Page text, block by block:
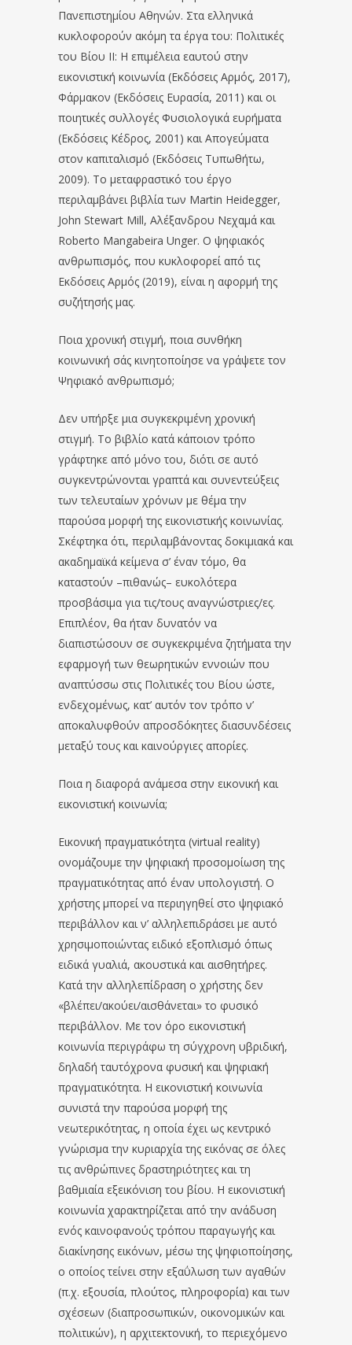
Πανεπιστημίου Αθηνών. Στα ελληνικά
κυκλοφορούν ακόμη τα έργα του: Πολιτικές
του Βίου ΙΙ: Η επιμέλεια εαυτού στην
εικονιστική κοινωνία (Εκδόσεις Αρμός, 2017),
Φάρμακον (Εκδόσεις Ευρασία, 2011) και οι
ποιητικές συλλογές Φυσιολογικά ευρήματα
(Εκδόσεις Κέδρος, 2001) και Απογεύματα
στον καπιταλισμό (Εκδόσεις Τυπωθήτω,
2009). Το μεταφραστικό του έργο
περιλαμβάνει βιβλία των Martin Heidegger,
John Stewart Mill, Αλέξανδρου Νεχαμά και
Roberto Mangabeira Unger. Ο ψηφιακός
ανθρωπισμός, που κυκλοφορεί από τις
Εκδόσεις Αρμός (2019), είναι η αφορμή της
συζήτησής μας.
Ποια χρονική στιγμή, ποια συνθήκη
κοινωνική σάς κινητοποίησε να γράψετε τον
Ψηφιακό ανθρωπισμό;
Δεν υπήρξε μια συγκεκριμένη χρονική
στιγμή. Το βιβλίο κατά κάποιον τρόπο
γράφτηκε από μόνο του, διότι σε αυτό
συγκεντρώνονται γραπτά και συνεντεύξεις
των τελευταίων χρόνων με θέμα την
παρούσα μορφή της εικονιστικής κοινωνίας.
Σκέφτηκα ότι, περιλαμβάνοντας δοκιμιακά και
ακαδημαϊκά κείμενα σ’ έναν τόμο, θα
καταστούν –πιθανώς– ευκολότερα
προσβάσιμα για τις/τους αναγνώστριες/ες.
Επιπλέον, θα ήταν δυνατόν να
διαπιστώσουν σε συγκεκριμένα ζητήματα την
εφαρμογή των θεωρητικών εννοιών που
αναπτύσσω στις Πολιτικές του Βίου ώστε,
ενδεχομένως, κατ’ αυτόν τον τρόπο ν’
αποκαλυφθούν απροσδόκητες διασυνδέσεις
μεταξύ τους και καινούργιες απορίες.
Ποια η διαφορά ανάμεσα στην εικονική και
εικονιστική κοινωνία;
Εικονική πραγματικότητα (virtual reality)
ονομάζουμε την ψηφιακή προσομοίωση της
πραγματικότητας από έναν υπολογιστή. Ο
χρήστης μπορεί να περιηγηθεί στο ψηφιακό
περιβάλλον και ν’ αλληλεπιδράσει με αυτό
χρησιμοποιώντας ειδικό εξοπλισμό όπως
ειδικά γυαλιά, ακουστικά και αισθητήρες.
Κατά την αλληλεπίδραση ο χρήστης δεν
«βλέπει/ακούει/αισθάνεται» το φυσικό
περιβάλλον. Με τον όρο εικονιστική
κοινωνία περιγράφω τη σύγχρονη υβριδική,
δηλαδή ταυτόχρονα φυσική και ψηφιακή
πραγματικότητα. Η εικονιστική κοινωνία
συνιστά την παρούσα μορφή της
νεωτερικότητας, η οποία έχει ως κεντρικό
γνώρισμα την κυριαρχία της εικόνας σε όλες
τις ανθρώπινες δραστηριότητες και τη
βαθμιαία εξεικόνιση του βίου. Η εικονιστική
κοινωνία χαρακτηρίζεται από την ανάδυση
ενός καινοφανούς τρόπου παραγωγής και
διακίνησης εικόνων, μέσω της ψηφιοποίησης,
ο οποίος τείνει στην εξαΰλωση των αγαθών
(π.χ. εξουσία, πλούτος, πληροφορία) και των
σχέσεων (διαπροσωπικών, οικονομικών και
πολιτικών), η αρχιτεκτονική, το περιεχόμενο